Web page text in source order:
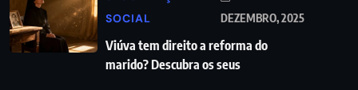
SOCIAL
DEZEMBRO, 2025
Viúva tem direito a reforma do
marido? Descubra os seus